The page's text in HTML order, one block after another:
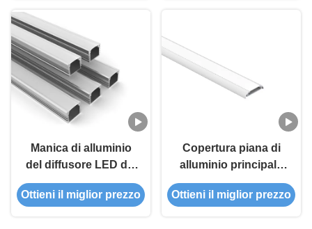
luce della corda della
striscia del LED
Manica di alluminio
del diffusore LED del
PC T5 di profilo 6063
della striscia di
Ottieni il miglior prezzo
Copertura piana di
alluminio principale
dell'estrusione PMMA
di profilo IP44 della
Ottieni il miglior prezzo